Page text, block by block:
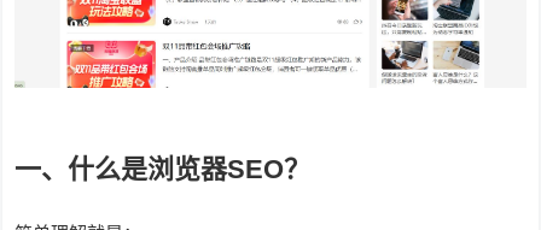
一、什么是浏览器SEO？